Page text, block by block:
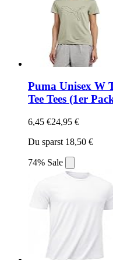
Puma Unisex W
Tee Tees (1er
6,45 €24,95 €
Du sparst 18,50 €
74% Sale